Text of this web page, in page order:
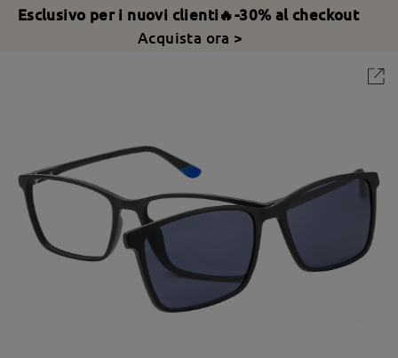
Esclusivo per i nuovi clienti🔥-30% al checkout
Acquista ora >